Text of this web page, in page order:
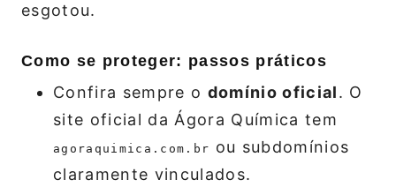
esgotou.
Como se proteger: passos práticos
Confira sempre o domínio oficial. O
site oficial da Ágora Química tem
agoraquimica.com.br ou subdomínios
claramente vinculados.